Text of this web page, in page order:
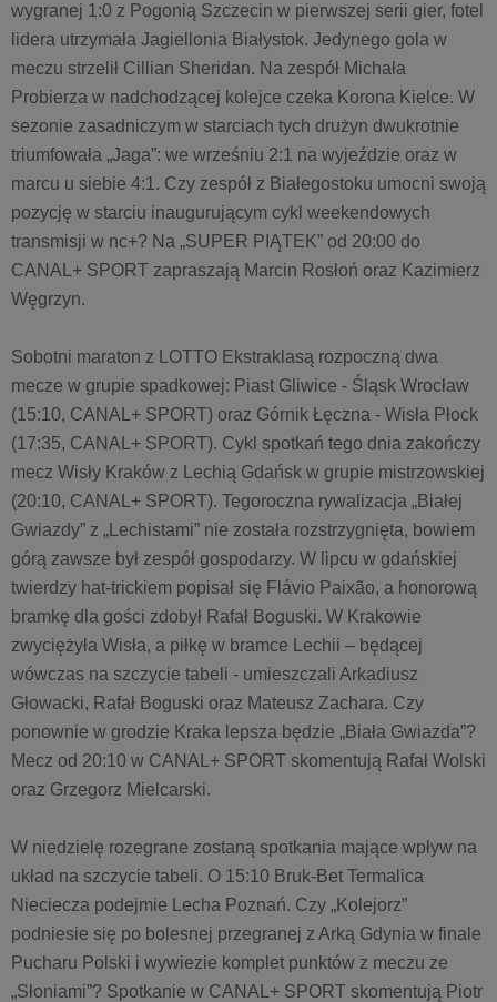
wygranej 1:0 z Pogonią Szczecin w pierwszej serii gier, fotel
lidera utrzymała Jagiellonia Białystok. Jedynego gola w
meczu strzelił Cillian Sheridan. Na zespół Michała
Probierza w nadchodzącej kolejce czeka Korona Kielce. W
sezonie zasadniczym w starciach tych drużyn dwukrotnie
triumfowała „Jaga”: we wrześniu 2:1 na wyjeździe oraz w
marcu u siebie 4:1. Czy zespół z Białegostoku umocni swoją
pozycję w starciu inaugurującym cykl weekendowych
transmisji w nc+? Na „SUPER PIĄTEK” od 20:00 do
CANAL+ SPORT zapraszają Marcin Rosłoń oraz Kazimierz
Węgrzyn.
Sobotni maraton z LOTTO Ekstraklasą rozpoczną dwa
mecze w grupie spadkowej: Piast Gliwice - Śląsk Wrocław
(15:10, CANAL+ SPORT) oraz Górnik Łęczna - Wisła Płock
(17:35, CANAL+ SPORT). Cykl spotkań tego dnia zakończy
mecz Wisły Kraków z Lechią Gdańsk w grupie mistrzowskiej
(20:10, CANAL+ SPORT). Tegoroczna rywalizacja „Białej
Gwiazdy” z „Lechistami” nie została rozstrzygnięta, bowiem
górą zawsze był zespół gospodarzy. W lipcu w gdańskiej
twierdzy hat-trickiem popisał się Flávio Paixão, a honorową
bramkę dla gości zdobył Rafał Boguski. W Krakowie
zwyciężyła Wisła, a piłkę w bramce Lechii – będącej
wówczas na szczycie tabeli - umieszczali Arkadiusz
Głowacki, Rafał Boguski oraz Mateusz Zachara. Czy
ponownie w grodzie Kraka lepsza będzie „Biała Gwiazda”?
Mecz od 20:10 w CANAL+ SPORT skomentują Rafał Wolski
oraz Grzegorz Mielcarski.
W niedzielę rozegrane zostaną spotkania mające wpływ na
układ na szczycie tabeli. O 15:10 Bruk-Bet Termalica
Nieciecza podejmie Lecha Poznań. Czy „Kolejorz”
podniesie się po bolesnej przegranej z Arką Gdynia w finale
Pucharu Polski i wywiezie komplet punktów z meczu ze
„Słoniami”? Spotkanie w CANAL+ SPORT skomentują Piotr